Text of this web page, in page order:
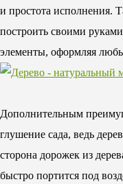
и простота исполнения.
построить своими
элементы, оформляя
Дополнительным
глушение сада, ведь
сторона дорожек из
быстро портится под